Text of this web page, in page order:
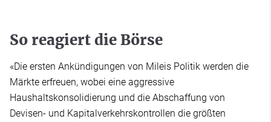
So reagiert die Börse
«Die ersten Ankündigungen von Mileis Politik werden die
Märkte erfreuen, wobei eine aggressive
Haushaltskonsolidierung und die Abschaffung von
Devisen- und Kapitalverkehrskontrollen die größten